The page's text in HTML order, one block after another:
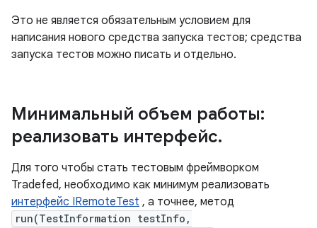
Это не является обязательным условием для
написания нового средства запуска тестов; средства
запуска тестов можно писать и отдельно.
Минимальный объем работы:
реализовать интерфейс.
Для того чтобы стать тестовым фреймворком
Tradefed, необходимо как минимум реализовать
интерфейс IRemoteTest , а точнее, метод
run(TestInformation testInfo,